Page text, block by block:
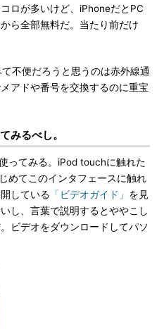
ロが多いけど、iPhoneだとPC
ら全部無料だ。当たり前だけ
不便だろうと思うのは赤外線通
アドや番号を交換するのに重宝
みるべし。
ってみる。iPod touchに触れた
めてこのインタフェースに触れ
している 「ビデオガイド」 を見
し、言葉で説明するとややこし
ビデオをダウンロードしてパソ